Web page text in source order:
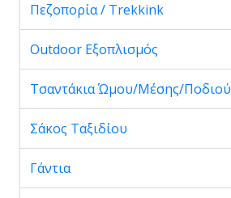
Πεζοπορία / Trekkink
Outdoor Εξοπλισμός
Τσαντάκια Ώμου/Μέσης/Ποδιού
Σάκος Ταξιδίου
Γάντια